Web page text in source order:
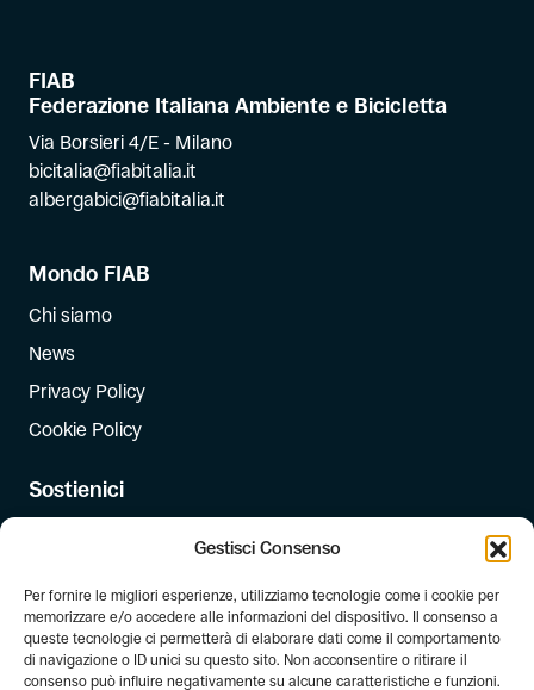
Gestisci Consenso
Per fornire le migliori esperienze, utilizziamo tecnologie come i cookie per
memorizzare e/o accedere alle informazioni del dispositivo. Il consenso a
queste tecnologie ci permetterà di elaborare dati come il comportamento
di navigazione o ID unici su questo sito. Non acconsentire o ritirare il
consenso può influire negativamente su alcune caratteristiche e funzioni.
FIAB
Federazione Italiana Ambiente e Bicicletta
Via Borsieri 4/E - Milano
bicitalia@fiabitalia.it
albergabici@fiabitalia.it
Mondo FIAB
Chi siamo
News
Privacy Policy
Cookie Policy
Sostienici
Dona il 5 per mille
Newsletter